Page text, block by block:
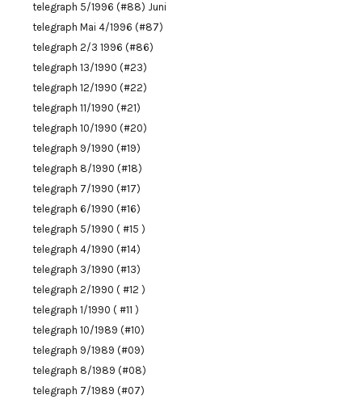
telegraph 5/1996 (#88) Juni
telegraph Mai 4/1996 (#87)
telegraph 2/3 1996 (#86)
telegraph 13/1990 (#23)
telegraph 12/1990 (#22)
telegraph 11/1990 (#21)
telegraph 10/1990 (#20)
telegraph 9/1990 (#19)
telegraph 8/1990 (#18)
telegraph 7/1990 (#17)
telegraph 6/1990 (#16)
telegraph 5/1990 ( #15 )
telegraph 4/1990 (#14)
telegraph 3/1990 (#13)
telegraph 2/1990 ( #12 )
telegraph 1/1990 ( #11 )
telegraph 10/1989 (#10)
telegraph 9/1989 (#09)
telegraph 8/1989 (#08)
telegraph 7/1989 (#07)